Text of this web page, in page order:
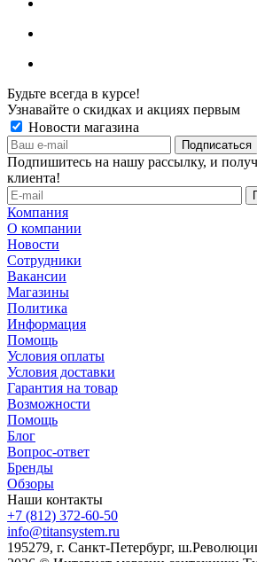
Будьте всегда в курсе!
Узнавайте о скидках и акциях первым
Новости магазина
Подпишитесь на нашу рассылку, и
клиента!
Компания
О компании
Новости
Сотрудники
Вакансии
Магазины
Политика
Информация
Помощь
Условия оплаты
Условия доставки
Гарантия на товар
Возможности
Помощь
Блог
Вопрос-ответ
Бренды
Обзоры
Наши контакты
+7 (812) 372-60-50
info@titansystem.ru
195279, г. Санкт-Петербург,